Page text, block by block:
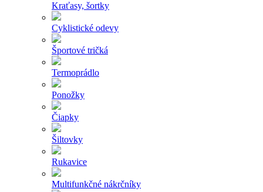
Kraťasy, šortky
Cyklistické odevy
Športové tričká
Termoprádlo
Ponožky
Čiapky
Šiltovky
Rukavice
Multifunkčné nákrčníky